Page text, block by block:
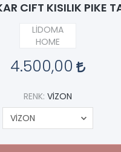
CIFT KISILIK PIKE
LİDOMA
HOME
4.500,00
RENK: VİZON